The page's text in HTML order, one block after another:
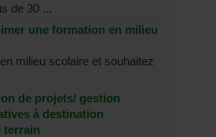
de 30 ...
une formation en milieu
milieu scolaire et souhaitez
de projets/ gestion
à destination
terrain